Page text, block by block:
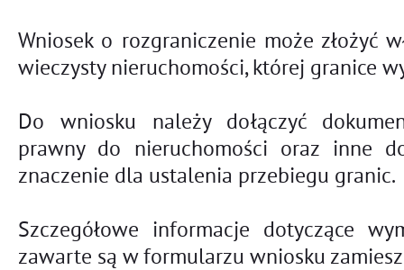
Wniosek o rozgraniczenie może złożyć
wieczysty nieruchomości, której granice
Do wniosku należy dołączyć
prawny do nieruchomości oraz inne
znaczenie dla ustalenia przebiegu granic.
Szczegółowe informacje dotyczące
zawarte są w formularzu wniosku